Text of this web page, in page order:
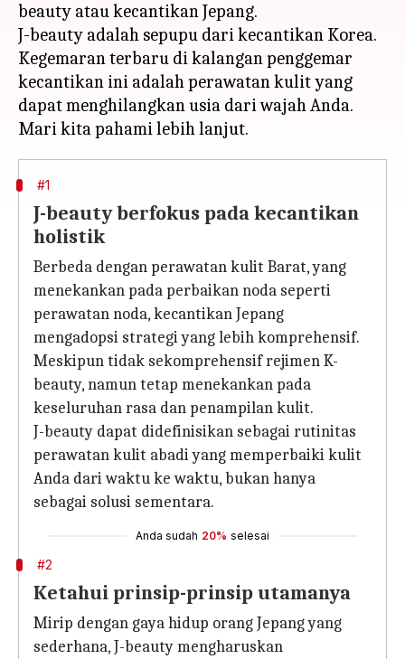
beauty atau kecantikan Jepang.
J-beauty adalah sepupu dari kecantikan Korea.
Kegemaran terbaru di kalangan penggemar
kecantikan ini adalah perawatan kulit yang
dapat menghilangkan usia dari wajah Anda.
#1
J-beauty berfokus pada kecantikan
holistik
Berbeda dengan perawatan kulit Barat, yang
menekankan pada perbaikan noda seperti
perawatan noda, kecantikan Jepang
mengadopsi strategi yang lebih komprehensif.
Meskipun tidak sekomprehensif rejimen K-
beauty, namun tetap menekankan pada
keseluruhan rasa dan penampilan kulit.
J-beauty dapat didefinisikan sebagai rutinitas
perawatan kulit abadi yang memperbaiki kulit
Anda dari waktu ke waktu, bukan hanya
sebagai solusi sementara.
Anda sudah 20% selesai
#2
Ketahui prinsip-prinsip utamanya
Mirip dengan gaya hidup orang Jepang yang
sederhana, J-beauty mengharuskan